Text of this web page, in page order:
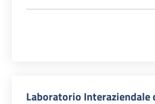
Laboratorio Interaziendale